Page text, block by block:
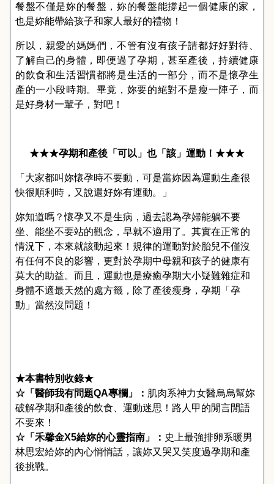
餐盤不僅是妳的餐盤，妳的餐盤能撐起一個健康的家，
也是妳能帶給孩子和家人最好的禮物！
所以，親愛的媽媽們，不管有沒有孩子請都好好對待、
了解自己的身體 ，即便過了孕期，甚至產後，持續健康
的飲食和生活習慣都將是生活的一部分，而不是懷孕生
產的一小段時期。 畢竟，妳要的絕對不是瘦一陣子，而
是好身材一輩子，對吧！
★★★孕期和產後 「 可以 」 也「 該」 運動！ ★★★
「 大家都叫妳懷孕時不要動，可是當妳因為運動生產很
快很順利時，又說還好妳有運動。
」
妳知道嗎？懷孕又不是生病， 過去認為孕婦能躺不要
坐、能坐不要站的觀念，早就不適用了。 其實在正常的
情況下，本來就該動起來！規律的運動對於胎兒不僅沒
有任何不良的影響，更對於孕期中母親和孩子的健康有
莫大的助益。而且，運動也是療癒孕期大小疑難雜症和
身體不適最天然的處方籤，除了產後瘦身，孕期「孕
動」當然沒問題！
★本書特別收錄★
☆ 「醫師我有問題QA專欄」： 肌肉系神力女醫烏烏幫妳
破解孕期和產後的飲食
運動迷思！路人甲的閒言閒語
不要來！
☆ 「 禾馨金X5給妳的心靈指南 」 ： 史上最強排卵系暖男
林思宏給妳的內心悄悄話，讓妳又哭又笑度過孕期和產
後挑戰。